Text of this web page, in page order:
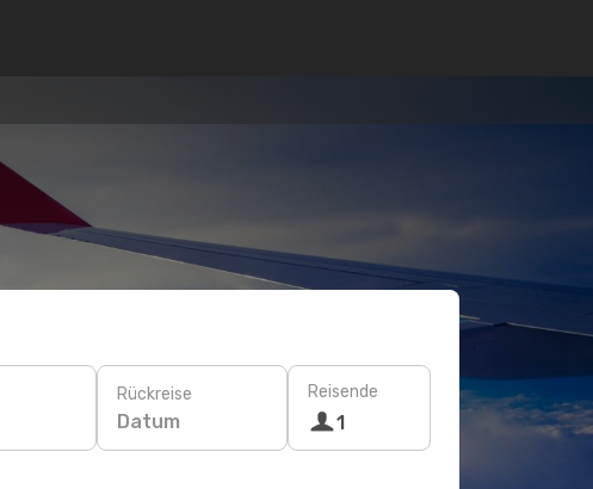
Rückreise
Datum
Reisende
1